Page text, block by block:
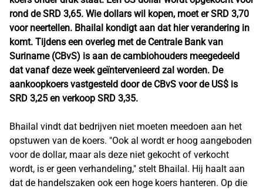
rond de SRD 3,65. Wie dollars wil kopen, moet er SRD 3,70
voor neertellen. Bhailal kondigt aan dat hier verandering in
komt. Tijdens een overleg met de Centrale Bank van
Suriname (CBvS) is aan de cambiohouders meegedeeld
dat vanaf deze week geïntervenieerd zal worden. De
aankoopkoers vastgesteld door de CBvS voor de US$ is
SRD 3,25 en verkoop SRD 3,35.
Bhailal vindt dat bedrijven niet moeten meedoen aan het
opstuwen van de koers. "Ook al wordt er hoog aangeboden
voor de dollar, maar als deze niet gekocht of verkocht
wordt, is er geen verhandeling," stelt Bhailal. Hij haalt aan
dat de handelszaken ook een hoge koers hanteren. Op die